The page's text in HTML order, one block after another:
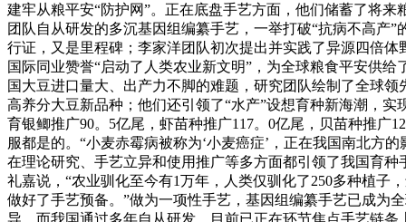
建牢从粮平安“防护网”。正在底盘手艺方面，他们储蓄了将
团队自从研发的多沉基因组编纂手艺，一举打破“抗病不高
行证，又是里程碑；李家洋团队初次提出并实践了异源四倍
国际同业赞誉“启动了人类农业新文明”，为全球粮食平安供
国大豆进口量大、出产力不脚的难题，研究团队绘制了全球
高养分大豆新品种；他们还引领了“水产”设想育种新海潮，实
育银鲫推广90。5亿尾，虾苗种推广117。0亿尾，贝苗种推广
服都是的。“小麦赤霉病被称为‘小麦癌症’，正在我国南北方
在理论研究、手艺立异和使用推广等多方面都引领了我国育
礼嘉说，“农业驯化至今有1万年，人类仅驯化了250多种植子
做好了手艺预备。”做为一项性手艺，基因组编纂手艺已成为
导，而我国通过多年自从研发，目前已正在环节焦点手艺链